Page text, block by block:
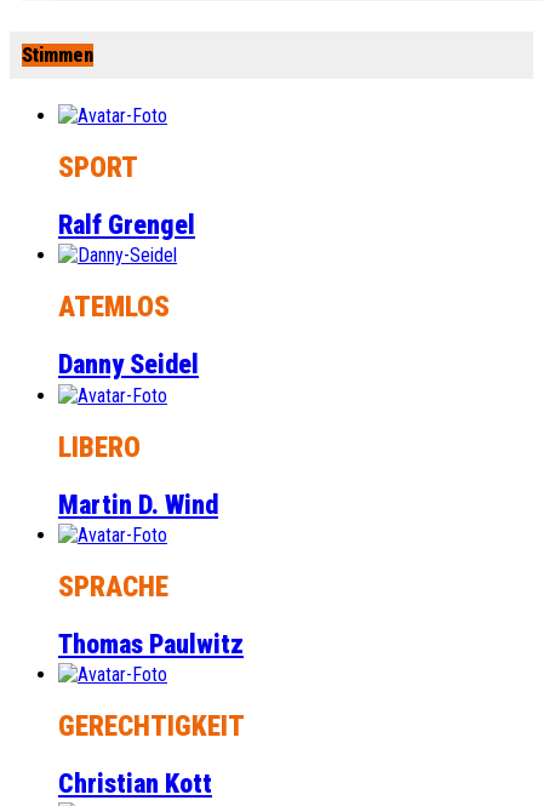
Stimmen
SPORT
Ralf Grengel
ATEMLOS
Danny Seidel
LIBERO
Martin D. Wind
SPRACHE
Thomas Paulwitz
GERECHTIGKEIT
Christian Kott